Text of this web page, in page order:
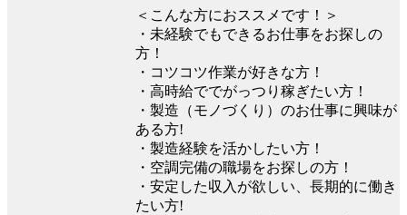
＜こんな方におススメです！＞
・未経験でもできるお仕事をお探しの
方！
・コツコツ作業が好きな方！
・高時給ででがっつり稼ぎたい方！
・製造（モノづくり）のお仕事に興味が
ある方!
・製造経験を活かしたい方！
・空調完備の職場をお探しの方！
・安定した収入が欲しい、長期的に働き
たい方!